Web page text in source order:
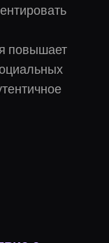
повышает